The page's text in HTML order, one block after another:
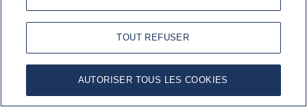
TOUT REFUSER
AUTORISER TOUS LES COOKIES